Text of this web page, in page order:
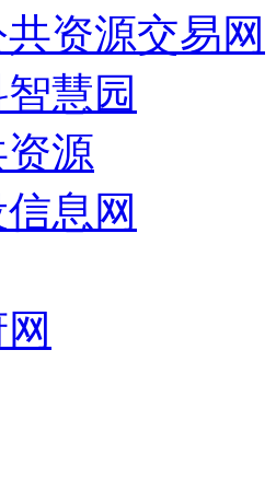
资源交易网
慧园
源
息网